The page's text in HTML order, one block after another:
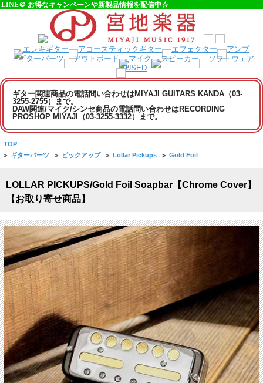
LINE＠ お得なキャンペーンや新製品情報を配信中☆
ギター関連商品の電話問い合わせはMIYAJI GUITARS KANDA（03-
3255-2755）まで。
DAW関連/マイク/シンセ商品の電話問い合わせはRECORDING
PROSHOP MIYAJI（03-3255-3332）まで。
TOP
> ギターパーツ > ピックアップ > Lollar Pickups > Gold Foil
LOLLAR PICKUPS/Gold Foil Soapbar【Chrome Cover】
【お取り寄せ商品】